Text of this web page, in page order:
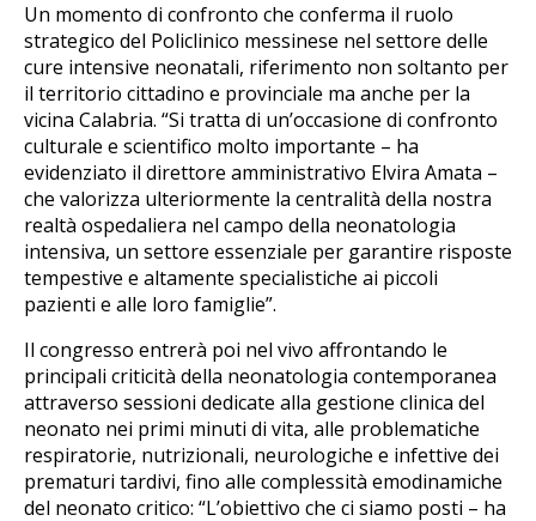
Un momento di confronto che conferma il ruolo
strategico del Policlinico messinese nel settore delle
cure intensive neonatali, riferimento non soltanto per
il territorio cittadino e provinciale ma anche per la
vicina Calabria. “Si tratta di un’occasione di confronto
culturale e scientifico molto importante – ha
evidenziato il direttore amministrativo Elvira Amata –
che valorizza ulteriormente la centralità della nostra
realtà ospedaliera nel campo della neonatologia
intensiva, un settore essenziale per garantire risposte
tempestive e altamente specialistiche ai piccoli
pazienti e alle loro famiglie”.
Il congresso entrerà poi nel vivo affrontando le
principali criticità della neonatologia contemporanea
attraverso sessioni dedicate alla gestione clinica del
neonato nei primi minuti di vita, alle problematiche
respiratorie, nutrizionali, neurologiche e infettive dei
prematuri tardivi, fino alle complessità emodinamiche
del neonato critico: “L’obiettivo che ci siamo posti – ha